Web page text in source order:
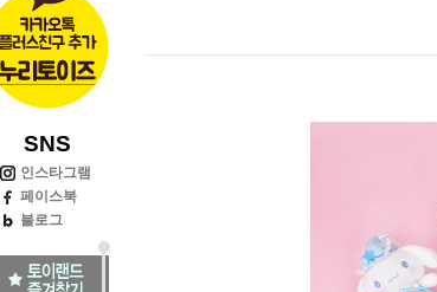
SNS
인스타그램
페이스북
블로그